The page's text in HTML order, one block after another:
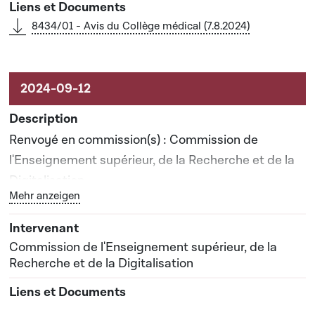
8434/01 - Avis du Collège médical (7.8.2024)
Renvoyé en commission(s) : Commission de
l'Enseignement supérieur, de la Recherche et de la
Digitalisation
Date prévisionnelle du rapport de commission : 25-
03-2025
Bouton graphique servant à afficher ou cacher tous
Mehr anzeigen
Commission de l'Enseignement supérieur, de la
Recherche et de la Digitalisation